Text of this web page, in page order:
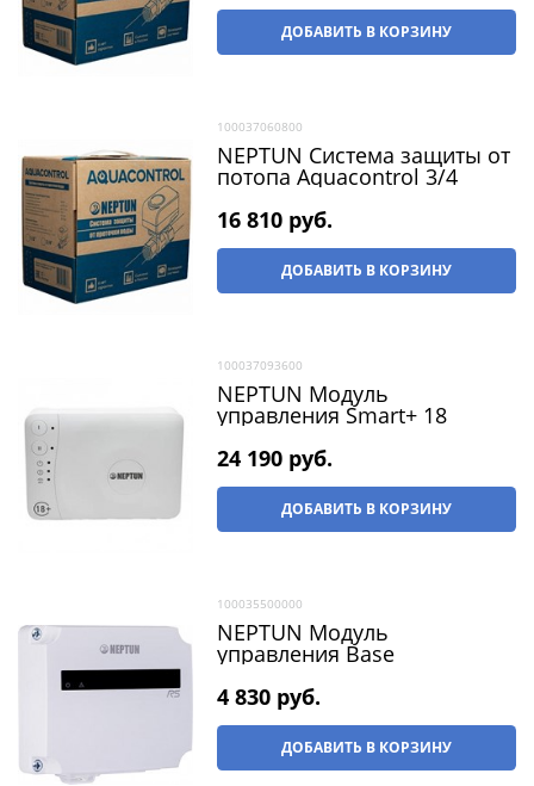
ДОБАВИТЬ В КОРЗИНУ
100037060800
NEPTUN Система защиты от
потопа Aquacontrol 3/4
16 810 руб.
ДОБАВИТЬ В КОРЗИНУ
100037093600
NEPTUN Модуль
управления Smart+ 18
24 190 руб.
ДОБАВИТЬ В КОРЗИНУ
100035500000
NEPTUN Модуль
управления Base
4 830 руб.
ДОБАВИТЬ В КОРЗИНУ